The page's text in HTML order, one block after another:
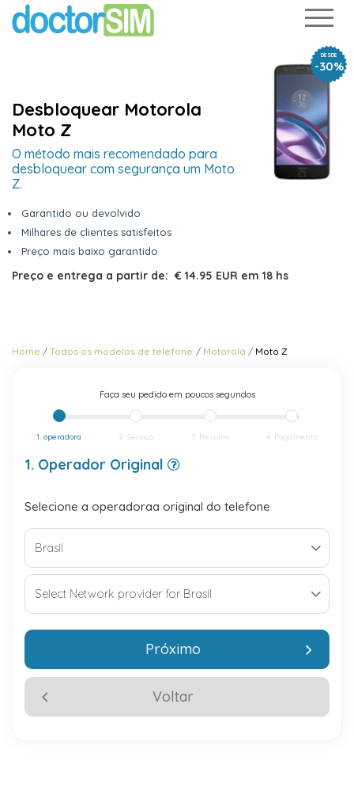
DESDE
-30%
Desbloquear Motorola
Moto Z
O método mais recomendado para
desbloquear com segurança um Moto
Z.
Garantido ou devolvido
Milhares de clientes satisfeitos
Preço mais baixo garantido
Preço e entrega a partir de: € 14.95 EUR em 18 hs
Home Todos os modelos de telefone Motorola Moto Z
Faça seu pedido em poucos segundos
1. operadora 2. Serviço 3. Resumo 4. Pagamento
1. Operador Original
Selecione a operadoraa original do telefone
Voltar
Próximo